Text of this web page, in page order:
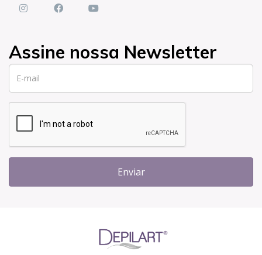
instagramFacebookyoutube
Assine nossa Newsletter
Enviar